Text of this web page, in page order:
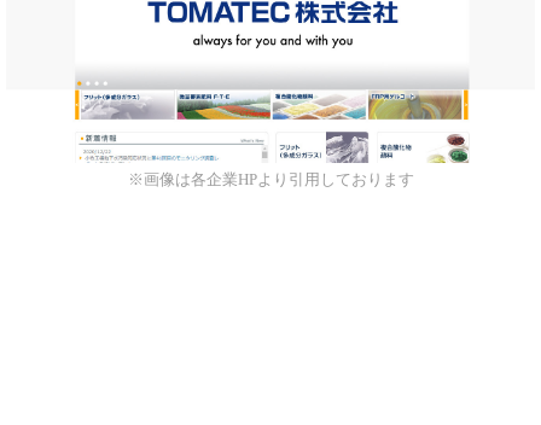
※画像は各企業HPより引用しております